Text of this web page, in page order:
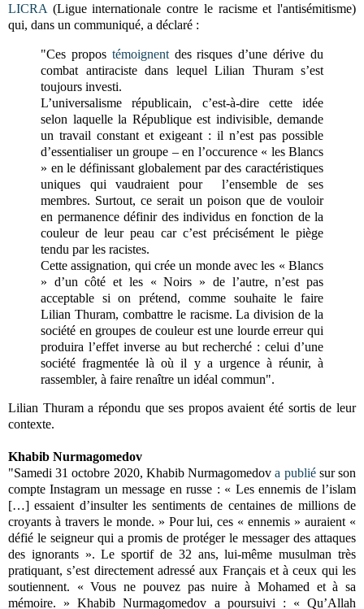
LICRA (Ligue internationale contre le racisme et l'antisémitisme)
qui, dans un communiqué, a déclaré :
"Ces propos témoignentdes risques d’une dérive du
combat antiraciste dans lequel Lilian Thuram s’est
toujours investi.
L’universalisme républicain, c’est-à-dire cette idée
selon laquelle la République est indivisible, demande
un travail constant et exigeant : il n’est pas possible
d’essentialiser un groupe – en l’occurence « les Blancs
» en le définissant globalement par des caractéristiques
uniques qui vaudraient pour l’ensemble de ses
membres. Surtout, ce serait un poison que de vouloir
en permanence définir des individus en fonction de la
couleur de leur peau car c’est précisément le piège
tendu par les racistes.
Cette assignation, qui crée un monde avec les « Blancs
» d’un côté et les « Noirs » de l’autre, n’est pas
acceptable si on prétend, comme souhaite le faire
Lilian Thuram, combattre le racisme. La division de la
société en groupes de couleur est une lourde erreur qui
produira l’effet inverse au but recherché : celui d’une
société fragmentée là où il y a urgence à réunir, à
rassembler, à faire renaître un idéal commun".
Lilian Thuram a répondu que ses propos avaient été sortis de leur
contexte.
Khabib Nurmagomedov
"Samedi 31 octobre 2020, Khabib Nurmagomedova publiésur son
compte Instagram un message en russe : « Les ennemis de l’islam
[…] essaient d’insulter les sentiments de centaines de millions de
croyants à travers le monde. » Pour lui, ces « ennemis » auraient «
défié le seigneur qui a promis de protéger le messager des attaques
des ignorants ». Le sportif de 32 ans, lui-même musulman très
pratiquant, s’est directement adressé aux Français et à ceux qui les
soutiennent. « Vous ne pouvez pas nuire à Mohamed et à sa
mémoire. » Khabib Nurmagomedov a poursuivi : « Qu’Allah